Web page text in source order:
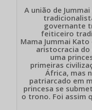
A união de
governante
feiticeiro
Mama Jummai
aristocracia do
uma
primeiras
África, mas
patriarcado em
princesa se
o trono. Foi assim